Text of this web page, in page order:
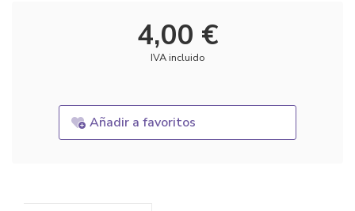
4,00 €
IVA incluido
Añadir a favoritos